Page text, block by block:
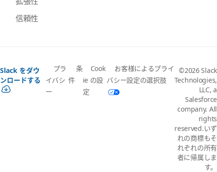
信頼性
Slack をダウ
ンロードする
プラ
イバシ
ー
条
件
Cook
ie の設
定
お客様によるプライ
バシー設定の選択肢
©2026 Slack
Technologies,
LLC, a
Salesforce
company. All
rights
reserved.いず
れの商標もそ
れぞれの所有
者に帰属しま
す。